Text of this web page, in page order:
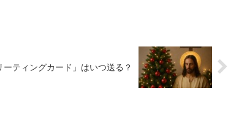
ティングカード」はいつ送る？